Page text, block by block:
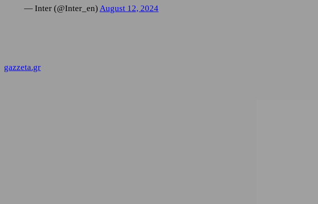
— Inter (@Inter_en) August 12, 2024
gazzeta.gr